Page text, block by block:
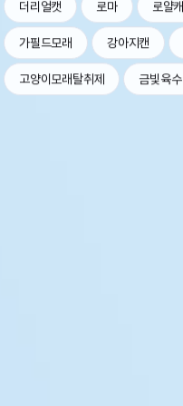
더리얼캣 로마 로얄
가필드모래 강아지캔
고양이모래탈취제 금빛육수